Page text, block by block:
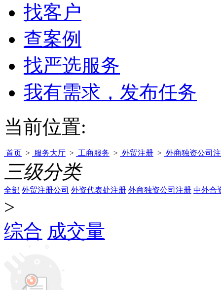
找客户
查案例
找严选服务
我有需求，发布任务
当前位置:
首页 > 服务大厅 > 工商服务 > 外贸注册 > 外商独资公司
三级分类
全部 外贸注册公司 外资代表处注册 外商独资公司注册 中外合
>
综合 成交量